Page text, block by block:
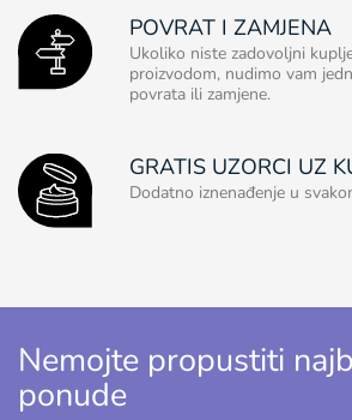
POVRAT I ZAMJENA
Ukoliko niste zadovoljni
proizvodom, nudimo vam
povrata ili zamjene.
GRATIS UZORCI UZ
Dodatno iznenađenje u
Nemojte propustiti
ponude